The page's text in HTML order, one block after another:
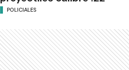
POLICIALES